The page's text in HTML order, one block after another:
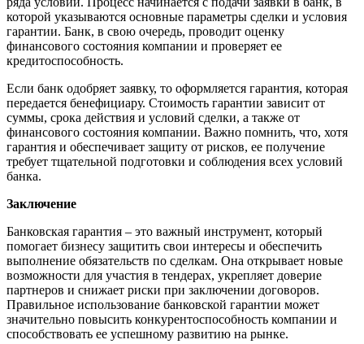
которой указываются основные параметры сделки и условия
гарантии. Банк, в свою очередь, проводит оценку
финансового состояния компании и проверяет ее
кредитоспособность.
Если банк одобряет заявку, то оформляется гарантия, которая
передается бенефициару. Стоимость гарантии зависит от
суммы, срока действия и условий сделки, а также от
финансового состояния компании. Важно помнить, что, хотя
гарантия и обеспечивает защиту от рисков, ее получение
требует тщательной подготовки и соблюдения всех условий
банка.
Заключение
Банковская гарантия – это важный инструмент, который
помогает бизнесу защитить свои интересы и обеспечить
выполнение обязательств по сделкам. Она открывает новые
возможности для участия в тендерах, укрепляет доверие
партнеров и снижает риски при заключении договоров.
Правильное использование банковской гарантии может
значительно повысить конкурентоспособность компании и
способствовать ее успешному развитию на рынке.